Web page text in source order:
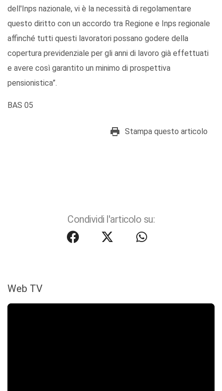
dell'Inps nazionale, vi è la necessità di regolamentare
questo diritto con un accordo tra Regione e Inps regionale
affinché tutti questi lavoratori possano godere della
copertura previdenziale per gli anni di lavoro già effettuati
e avere così garantito un minimo di prospettiva
pensionistica”.
BAS 05
Stampa questo articolo
Condividi l'articolo su:
Web TV